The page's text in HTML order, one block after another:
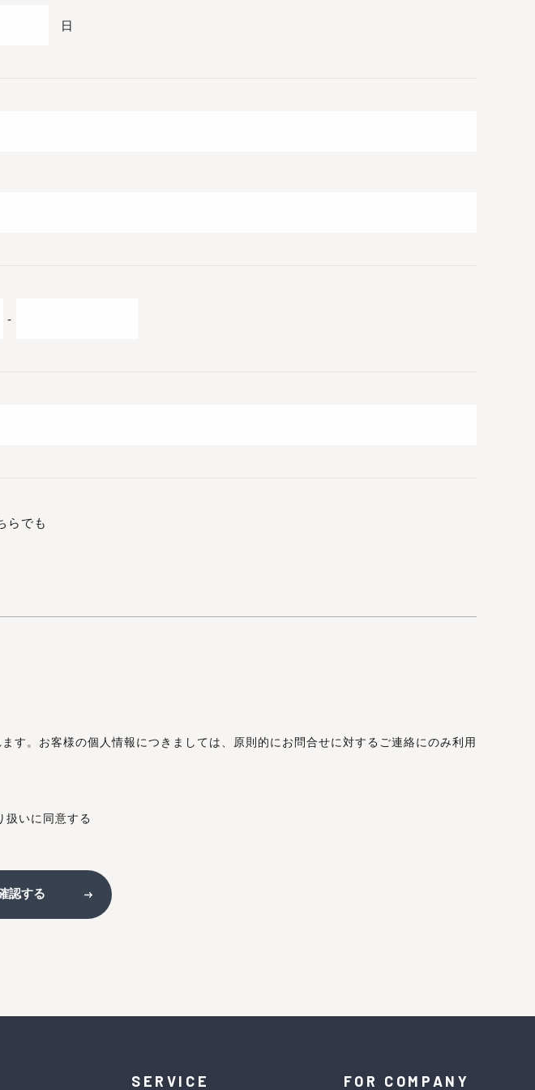
日
-
らでも
す。お客様の個人情報につきましては、原則的にお問合せに対するご連絡にのみ利用
扱いに同意する
認する
SERVICE FOR COMPANY